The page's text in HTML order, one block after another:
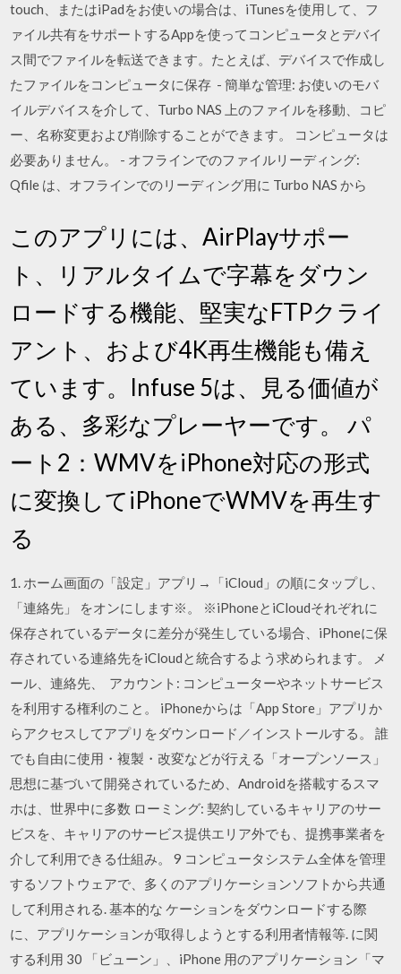
touch、またはiPadをお使いの場合は、iTunesを使用して、フ
ァイル共有をサポートするAppを使ってコンピュータとデバイ
ス間でファイルを転送できます。たとえば、デバイスで作成し
たファイルをコンピュータに保存 - 簡単な管理: お使いのモバ
イルデバイスを介して、Turbo NAS 上のファイルを移動、コピ
ー、名称変更および削除することができます。 コンピュータは
必要ありません。 - オフラインでのファイルリーディング:
Qfile は、オフラインでのリーディング用に Turbo NAS から
このアプリには、AirPlayサポー
ト、リアルタイムで字幕をダウン
ロードする機能、堅実なFTPクライ
アント、および4K再生機能も備え
ています。Infuse 5は、見る価値が
ある、多彩なプレーヤーです。 パ
ート2：WMVをiPhone対応の形式
に変換してiPhoneでWMVを再生す
る
1. ホーム画面の「設定」アプリ→「iCloud」の順にタップし、
「連絡先」 をオンにします※。 ※iPhoneとiCloudそれぞれに
保存されているデータに差分が発生している場合、iPhoneに保
存されている連絡先をiCloudと統合するよう求められます。 メ
ール、連絡先、 アカウント: コンピューターやネットサービス
を利用する権利のこと。 iPhoneからは「App Store」アプリか
らアクセスしてアプリをダウンロード／インストールする。 誰
でも自由に使用・複製・改変などが行える「オープンソース」
思想に基づいて開発されているため、Androidを搭載するスマ
ホは、世界中に多数 ローミング: 契約しているキャリアのサー
ビスを、キャリアのサービス提供エリア外でも、提携事業者を
介して利用できる仕組み。 9 コンピュータシステム全体を管理
するソフトウェアで、多くのアプリケーションソフトから共通
して利用される. 基本的な ケーションをダウンロードする際
に、アプリケーションが取得しようとする利用者情報等. に関
する利用 30 「ビューン」、iPhone 用のアプリケーション「マ